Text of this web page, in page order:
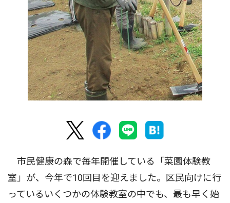
市民健康の森で毎年開催している「菜園体験教
室」が、今年で10回目を迎えました。区民向けに行
っているいくつかの体験教室の中でも、最も早く始